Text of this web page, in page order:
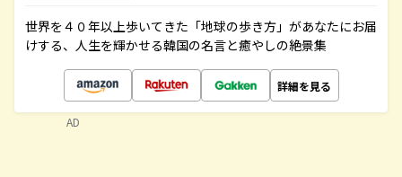
世界を４０年以上歩いてきた「地球の歩き方」があなたにお届
けする、人生を輝かせる韓国の名言と癒やしの絶景集
詳細を見る
AD